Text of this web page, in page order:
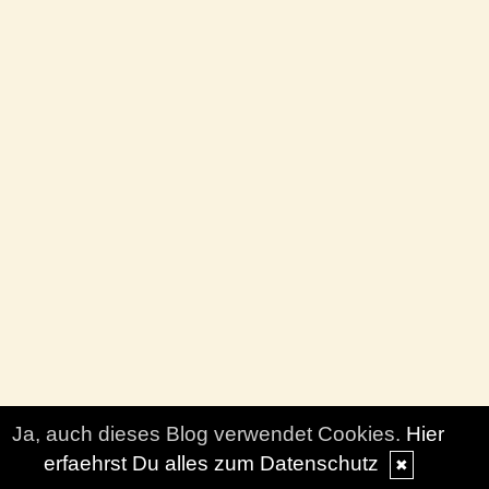
Ja, auch dieses Blog verwendet Cookies. Hier
erfaehrst Du alles zum Datenschutz
✖